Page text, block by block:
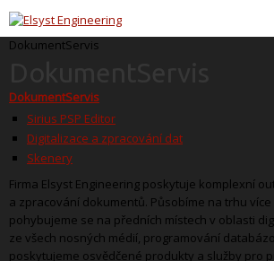
DokumentServis
DokumentServis
Sirius PSP Editor
Digitalizace a zpracování dat
Skenery
Firma Elsyst Engineering poskytuje komplexní
a zpracování dokumentů. Působíme na trhu více
pohybujeme se na předních místech v oblasti
ze všech nosných médií, programování
poskytujeme osvědčené produkty a služby pro